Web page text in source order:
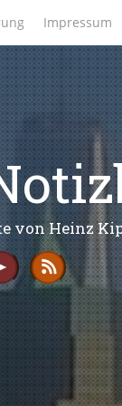
Impressum
von Heinz